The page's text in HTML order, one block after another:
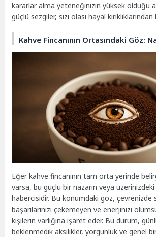
kararlar alma yeteneğinizin yüksek olduğu
güçlü sezgiler, sizi olası hayal
Kahve Fincanının Ortasındaki Göz:
Eğer kahve fincanının tam orta yerinde
varsa, bu güçlü bir nazarın veya üzerinizdeki
habercisidir. Bu konumdaki göz, çevrenizde
başarılarınızı çekemeyen ve enerjinizi
kişilerin varlığına işaret eder. Bu durum,
beklenmedik aksilikler, yorgunluk ve genel